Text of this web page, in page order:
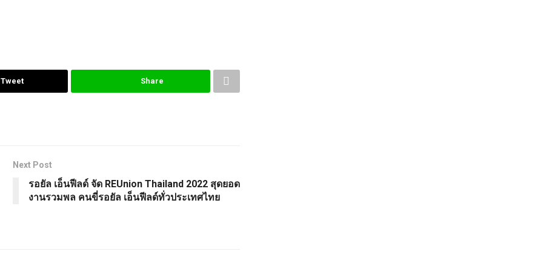
Tweet Share
Next Post
รอยัล เอ็นฟีลด์ จัด REUnion Thailand 2022 สุดยอด
งานรวมพล คนขี่รอยัล เอ็นฟีลด์ทั่วประเทศไทย